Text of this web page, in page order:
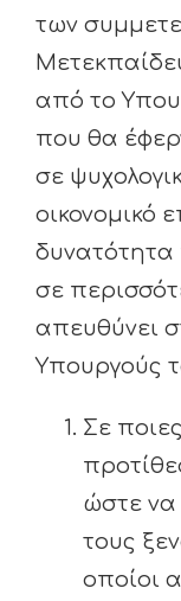
των
από το
που θα
σε
οικονομικό
δυνατότητα
σε
απευθύνει
Υπουργούς
Σε
ώστε να
τους
οποίοι